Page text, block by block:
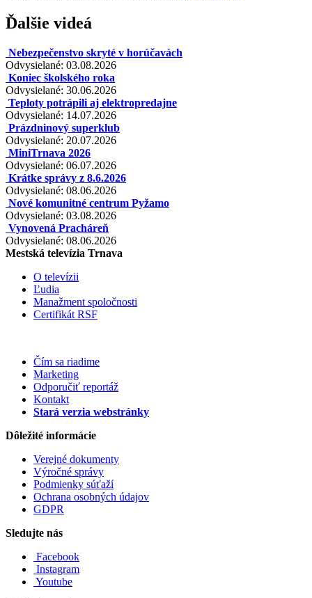
Ďalšie videá
Nebezpečenstvo skryté v horúčavách
Odvysielané: 03.08.2026
Koniec školského roka
Odvysielané: 30.06.2026
Teploty potrápili aj elektropredajne
Odvysielané: 14.07.2026
Prázdninový superklub
Odvysielané: 20.07.2026
MiniTrnava 2026
Odvysielané: 06.07.2026
Krátke správy z 8.6.2026
Odvysielané: 08.06.2026
Nové komunitné centrum Pyžamo
Odvysielané: 03.08.2026
Vynovená Pracháreň
Odvysielané: 08.06.2026
Mestská televízia Trnava
O televízii
Ľudia
Manažment spoločnosti
Certifikát RSF
Čím sa riadime
Marketing
Odporučiť reportáž
Kontakt
Stará verzia webstránky
Dôležité informácie
Verejné dokumenty
Výročné správy
Podmienky súťaží
Ochrana osobných údajov
GDPR
Sledujte nás
Facebook
Instagram
Youtube